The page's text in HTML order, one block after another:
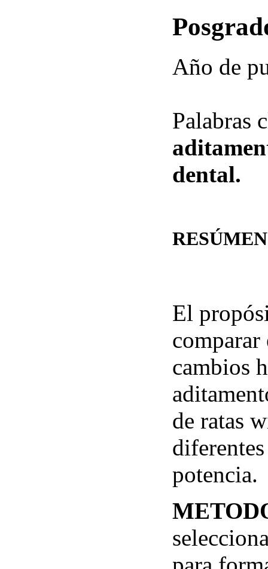
Año de
Palabras
dental.
RESÚMEN
El
cambios
de ratas
potencia.